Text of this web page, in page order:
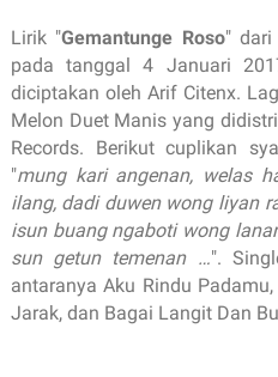
Lirik "Gemantunge Roso" dari
pada tanggal 4 Januari
diciptakan oleh Arif Citenx.
Melon Duet Manis yang
Records. Berikut cuplikan
"mung kari angenan, welas
ilang, dadi duwen wong liyan
isun buang ngaboti wong
sun getun temenan …".
antaranya Aku Rindu
Jarak, dan Bagai Langit Dan